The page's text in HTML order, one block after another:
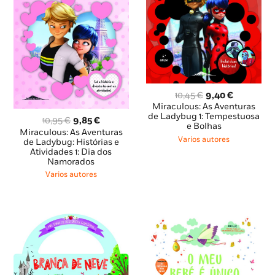
10,95€ O
preço
original
era:
10,95 €.
9,85€O
preço
atual
é:
Miraculous: As Aventuras
de Ladybug: Histórias e
Atividades 1: Dia dos
Namorados
Varios autores
10,45€ O
preço
original
era:
10,45 €.
9,40€O
preço
atual
Miraculous: As Aventuras
de Ladybug 1: Tempestuosa
e Bolhas
Varios autores